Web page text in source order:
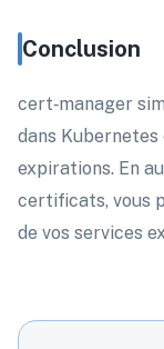
Conclusion
cert‑manager
dans
expirations. En
certificats, vous
de vos services